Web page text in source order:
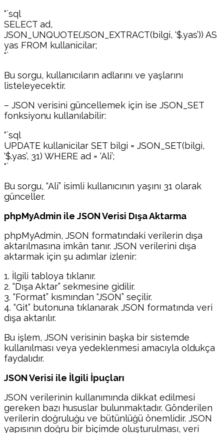
“`sql
SELECT ad,
JSON_UNQUOTE(JSON_EXTRACT(bilgi, ‘$.yas’)) AS
yas FROM kullanicilar;
“`
Bu sorgu, kullanıcıların adlarını ve yaşlarını
listeleyecektir.
– JSON verisini güncellemek için ise JSON_SET
fonksiyonu kullanılabilir:
“`sql
UPDATE kullanicilar SET bilgi = JSON_SET(bilgi,
‘$.yas’, 31) WHERE ad = ‘Ali’;
“`
Bu sorgu, “Ali” isimli kullanıcının yaşını 31 olarak
günceller.
phpMyAdmin ile JSON Verisi Dışa Aktarma
phpMyAdmin, JSON formatındaki verilerin dışa
aktarılmasına imkân tanır. JSON verilerini dışa
aktarmak için şu adımlar izlenir:
1. İlgili tabloya tıklanır.
2. “Dışa Aktar” sekmesine gidilir.
3. “Format” kısmından “JSON” seçilir.
4. “Git” butonuna tıklanarak JSON formatında veri
dışa aktarılır.
Bu işlem, JSON verisinin başka bir sistemde
kullanılması veya yedeklenmesi amacıyla oldukça
faydalıdır.
JSON Verisi ile İlgili İpuçları
JSON verilerinin kullanımında dikkat edilmesi
gereken bazı hususlar bulunmaktadır. Gönderilen
verilerin doğruluğu ve bütünlüğü önemlidir. JSON
yapısının doğru bir biçimde oluşturulması, veri